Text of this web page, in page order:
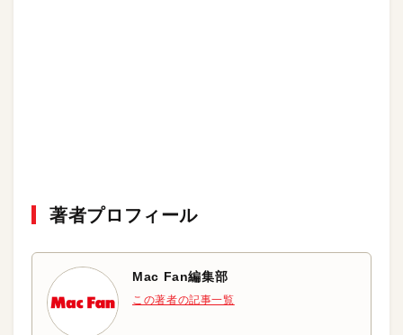
著者プロフィール
Mac Fan編集部
この著者の記事一覧